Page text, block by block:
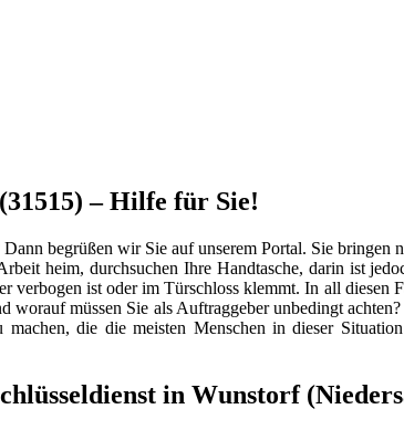
– Hilfe für Sie!
begrüßen wir Sie auf unserem Portal. Sie bringen
heim, durchsuchen Ihre Handtasche, darin ist
verbogen ist oder im Türschloss klemmt. In all diesen
worauf müssen Sie als Auftraggeber unbedingt
die die meisten Menschen in dieser
in Wunstorf